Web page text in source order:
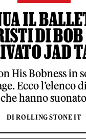
IL
DI BOB
JAD
His Bobness in
Ecco l’elenco
hanno
DI ROLLING STONE IT